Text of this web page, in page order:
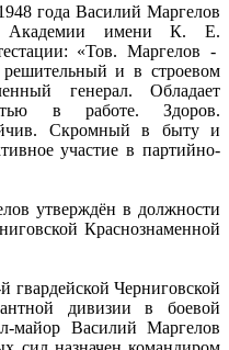
года Василий Маргелов
Академии имени К. Е.
«Тов. Маргелов -
и в строевом
генерал. Обладает
в работе. Здоров.
Скромный в быту и
участие в партийно-
утверждён в должности
Краснознаменной
гвардейской Черниговской
дивизии в боевой
майор Василий Маргелов